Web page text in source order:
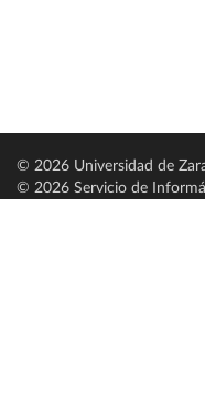
© 2026 Universidad de
© 2026 Servicio de